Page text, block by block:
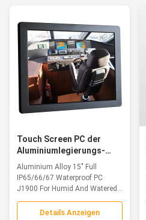
Touch Screen PC der
Aluminiumlegierungs-
J1900 IP65 wasserdichter
für gewässerte Umwelt
Aluminium Alloy 15" Full
IP65/66/67 Waterproof PC
J1900 For Humid And Watered
Environment...
Details Anzeigen